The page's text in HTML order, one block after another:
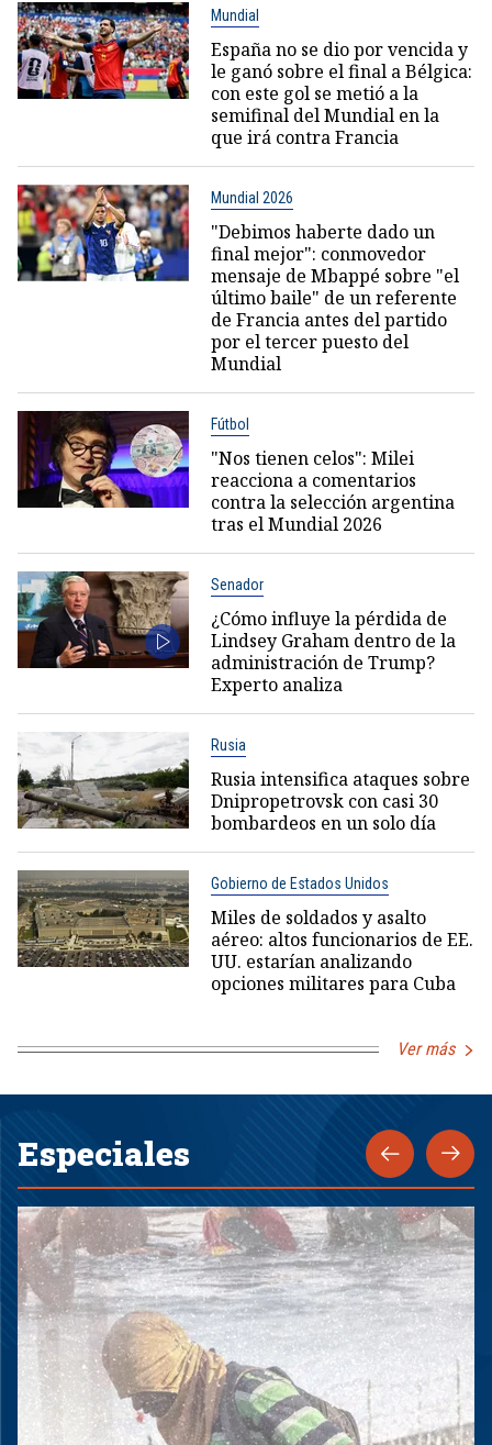
Mundial
España no se dio por vencida y
le ganó sobre el final a Bélgica:
con este gol se metió a la
semifinal del Mundial en la
que irá contra Francia
Mundial 2026
"Debimos haberte dado un
final mejor": conmovedor
mensaje de Mbappé sobre "el
último baile" de un referente
de Francia antes del partido
por el tercer puesto del
Mundial
Fútbol
"Nos tienen celos": Milei
reacciona a comentarios
contra la selección argentina
tras el Mundial 2026
Senador
¿Cómo influye la pérdida de
Lindsey Graham dentro de la
administración de Trump?
Experto analiza
Rusia
Rusia intensifica ataques sobre
Dnipropetrovsk con casi 30
bombardeos en un solo día
Gobierno de Estados Unidos
Miles de soldados y asalto
aéreo: altos funcionarios de EE.
UU. estarían analizando
opciones militares para Cuba
Ver más
Especiales